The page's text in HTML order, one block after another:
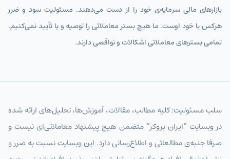
بازارهای مالی سرمایه‌ی خود را از دست می‌دهند. مسئولیت سود و ضرر
هرکس با خود اوست. ما هیچ بستر معاملاتی را توصیه و یا تأیید نمی‌کنیم.
تمامی بسترهای معاملاتی اشکالات و نواقصی دارند.
سلب مسئولیت: کلیه مطالب، مقالات، آموزش‌ها، تحلیل‌های ارائه شده
در وبسایت “ایران بروکر” متضمن هیچ پیشنهاد معاملاتی‌ای نیست و
صرفا جنبه‌ی مطالعاتی و اطلاع‌رسانی دارد. این وبسایت نسبت به ضرر و